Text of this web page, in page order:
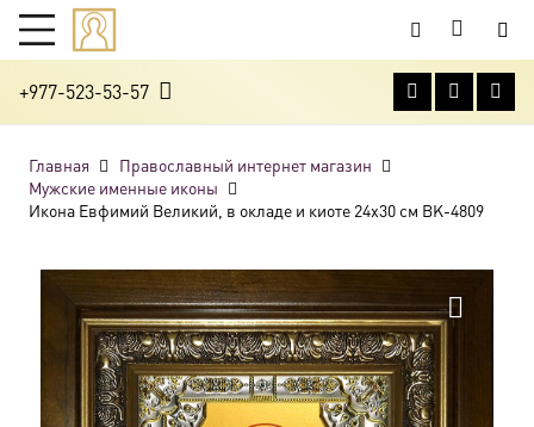
+977-523-53-57
Главная
Православный интернет магазин
Мужские именные иконы
Икона Евфимий Великий, в окладе и киоте 24х30 см BK-4809